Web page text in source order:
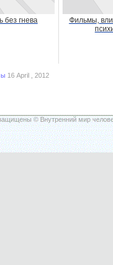
без гнева
Фильмы,
16 April , 2012
© Внутренний мир